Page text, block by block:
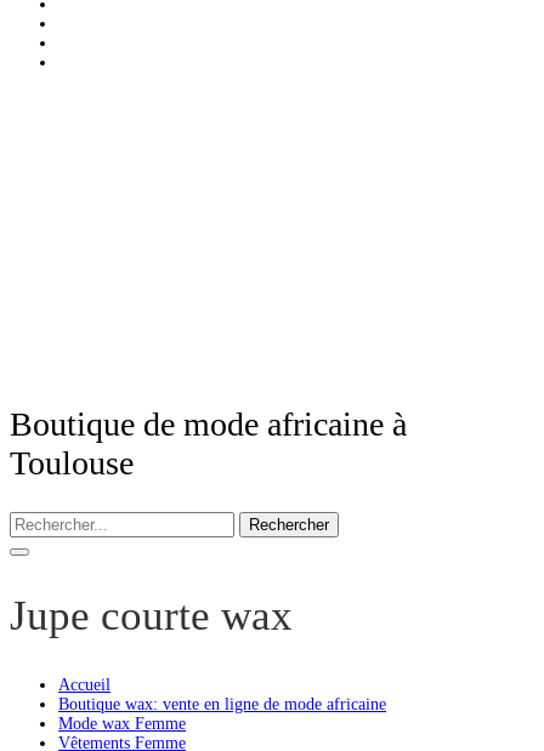
Boutique de mode africaine à
Toulouse
Rechercher
Jupe courte wax
Accueil
Boutique wax: vente en ligne de mode africaine
Mode wax Femme
Vêtements Femme